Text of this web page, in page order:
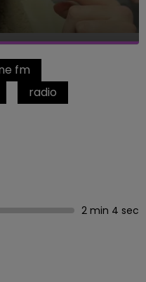
fm
radio
2 min 4 sec